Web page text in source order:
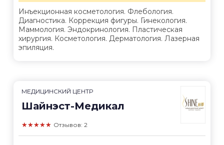
Инъекционная косметология. Флебология.
Диагностика. Коррекция фигуры. Гинекология.
Маммология. Эндокринология. Пластическая
хирургия. Косметология. Дерматология. Лазерная
эпиляция.
МЕДИЦИНСКИЙ ЦЕНТР
Шайнэст-Медикал
★★★★★ Отзывов: 2